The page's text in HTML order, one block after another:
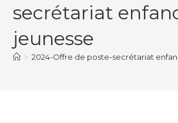
secrétariat
jeunesse
> 2024-Offre de poste-secrétariat